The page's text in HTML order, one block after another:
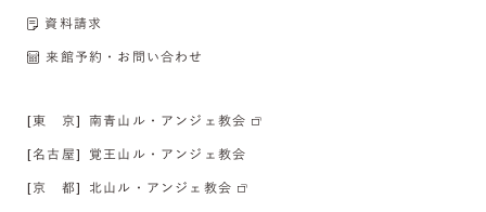
資料請求
来館予約・お問い合わせ
[東 京] 南青山ル・アンジェ教会
[名古屋] 覚王山ル・アンジェ教会
[京 都] 北山ル・アンジェ教会